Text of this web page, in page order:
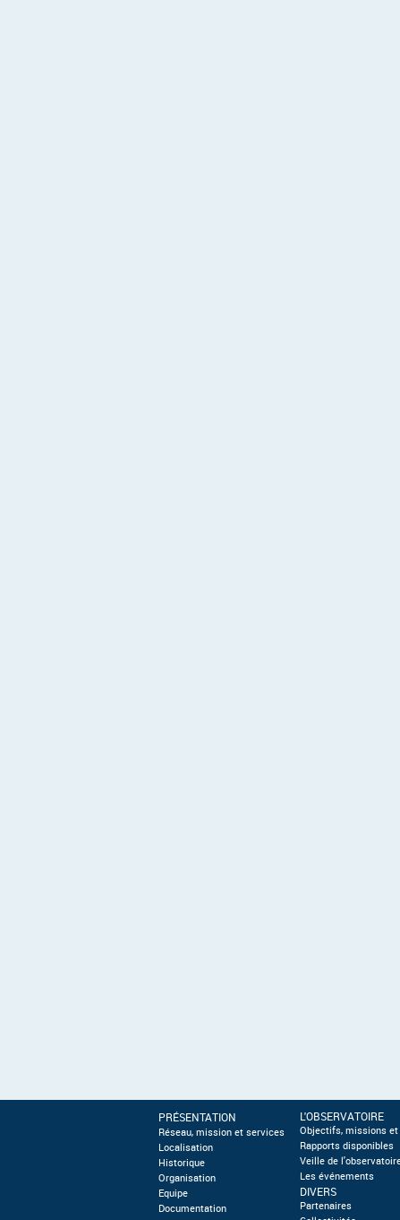
PRÉSENTATION
Réseau, mission et services
Localisation
Historique
Organisation
Equipe
Documentation
L'OBSERVATOIRE
Objectifs, missions
Rapports disponibles
Veille de
Les événements
DIVERS
Partenaires